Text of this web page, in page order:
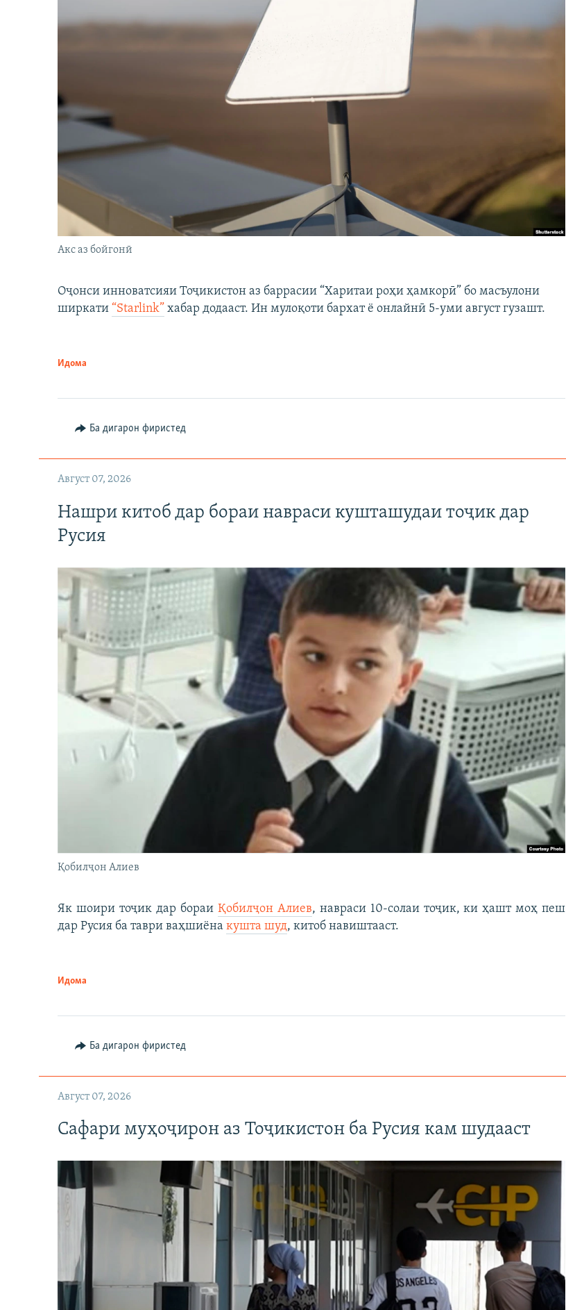
Акс аз бойгонӣ
Оҷонси инноватсияи Тоҷикистон аз баррасии “Харитаи роҳи ҳамкорӣ” бо масъулони
ширкати “Starlink” хабар додааст. Ин мулоқоти бархат ё онлайнӣ 5-уми август гузашт.
Идома
Ба дигарон фиристед
Август 07, 2026
Нашри китоб дар бораи навраси кушташудаи тоҷик дар
Русия
Қобилҷон Алиев
Як шоири тоҷик дар бораи Қобилҷон Алиев, навраси 10-солаи тоҷик, ки ҳашт моҳ пеш
дар Русия ба таври ваҳшиёна кушта шуд, китоб навиштааст.
Идома
Ба дигарон фиристед
Август 07, 2026
Сафари муҳоҷирон аз Тоҷикистон ба Русия кам шудааст